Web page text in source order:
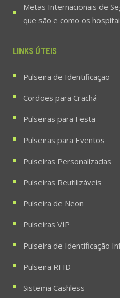
Metas Internacionais de
que são e como os
LINKS ÚTEIS
Pulseira de Identificação
Cordões para Crachá
Pulseiras para Festa
Pulseiras para Eventos
Pulseiras Personalizadas
Pulseiras Reutilizáveis
Pulseira de Neon
Pulseiras VIP
Pulseira de Identificação
Pulseira RFID
Sistema Cashless